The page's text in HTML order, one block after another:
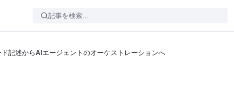
記述からAIエージェントのオーケストレーションへ